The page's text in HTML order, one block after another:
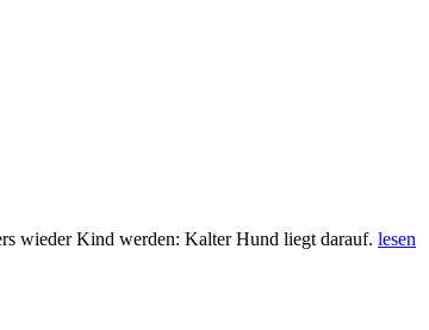
wieder Kind werden: Kalter Hund liegt darauf. lesen